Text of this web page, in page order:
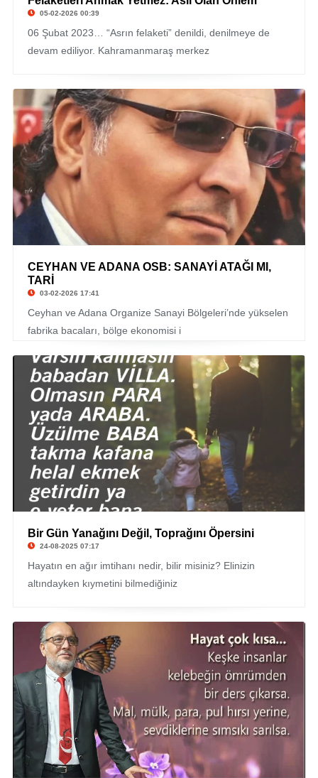
© Bekir Uzel
05-02-2026 00:39
06 Şubat 2023… “Asrın felaketi” denildi, denilmeye de
devam ediliyor. Kahramanmaraş merkez
© Bekir Uzel
CEYHAN VE ADANA OSB: SANAYİ ATAĞI MI,
TARİ
03-02-2026 17:41
Ceyhan ve Adana Organize Sanayi Bölgeleri’nde yükselen
fabrika bacaları, bölge ekonomisi i
Bir Gün Yanağını Değil, Toprağını Öpersini
24-08-2025 07:17
Hayatın en ağır imtihanı nedir, bilir misiniz? Elinizin
altındayken kıymetini bilmediğiniz